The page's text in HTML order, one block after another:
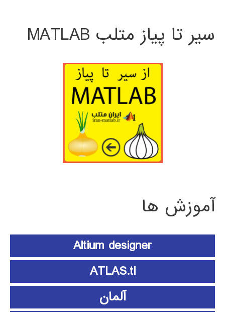
سیر تا پیاز متلب MATLAB
آموزش ها
Altium designer
ATLAS.ti
آلمان